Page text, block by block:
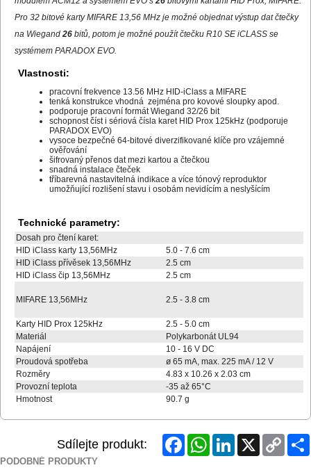
Pro 32 bitové karty MIFARE 13,56 MHz je možné objednat výstup dat čtečky
na Wiegand 26 bitů, potom je možné použít čtečku R10 SE iCLASS se
systémem PARADOX EVO.
Vlastnosti:
pracovní frekvence 13.56 MHz HID-iClass a MIFARE
tenká konstrukce vhodná zejména pro kovové sloupky apod.
podporuje pracovní formát Wiegand 32/26 bit
schopnost číst i sériová čísla karet HID Prox 125kHz (podporuje
PARADOX EVO)
vysoce bezpečné 64-bitové diverzifikované klíče pro vzájemné
ověřování
šifrovaný přenos dat mezi kartou a čtečkou
snadná instalace čteček
tříbarevná nastavitelná indikace a více tónový reproduktor
umožňující rozlišení stavu i osobám nevidícím a neslyšícím
Technické parametry:
Dosah pro čtení karet:
HID iClass karty 13,56MHz
5.0 - 7.6 cm
HID iClass přívěsek 13,56MHz
2.5 cm
HID iClass čip 13,56MHz
2.5 cm
MIFARE 13,56MHz 2.5 - 3.8 cm
Karty HID Prox 125kHz
2.5 - 5.0 cm
Materiál
Polykarbonát UL94
Napájení
10 - 16 V DC
Proudová spotřeba
ø 65 mA, max. 225 mA / 12 V
Rozměry
4.83 x 10.26 x 2.03 cm
Provozní teplota
-35 až 65°C
Hmotnost
90.7 g
Sdílejte produkt: FacebookWhatsAppLinkedInX
Copy
Link
PODOBNÉ PRODUKTY